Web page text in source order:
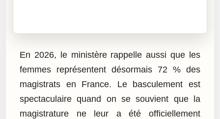
En 2026, le ministère rappelle aussi que les
femmes représentent désormais 72 % des
magistrats en France. Le basculement est
spectaculaire quand on se souvient que la
magistrature ne leur a été officiellement